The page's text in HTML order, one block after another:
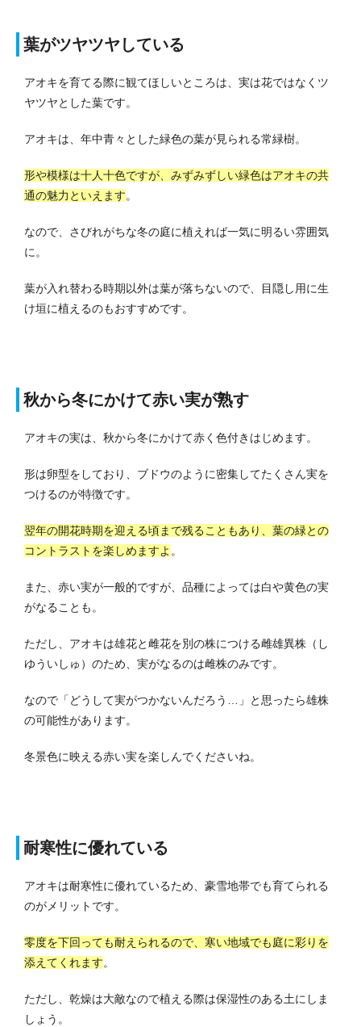
葉がツヤツヤしている
アオキを育てる際に観てほしいところは、実は花ではなくツ
ヤツヤとした葉です。
アオキは、年中青々とした緑色の葉が見られる常緑樹。
形や模様は十人十色ですが、みずみずしい緑色はアオキの共
通の魅力といえます。
なので、さびれがちな冬の庭に植えれば一気に明るい雰囲気
に。
葉が入れ替わる時期以外は葉が落ちないので、目隠し用に生
け垣に植えるのもおすすめです。
秋から冬にかけて赤い実が熟す
アオキの実は、秋から冬にかけて赤く色付きはじめます。
形は卵型をしており、ブドウのように密集してたくさん実を
つけるのが特徴です。
翌年の開花時期を迎える頃まで残ることもあり、葉の緑との
コントラストを楽しめますよ 。
また、赤い実が一般的ですが、品種によっては白や黄色の実
がなることも。
ただし、アオキは雄花と雌花を別の株につける雌雄異株（し
ゆういしゅ）のため、実がなるのは雌株のみです。
なので「どうして実がつかないんだろう…」と思ったら雄株
の可能性があります。
冬景色に映える赤い実を楽しんでくださいね。
耐寒性に優れている
アオキは耐寒性に優れているため、豪雪地帯でも育てられる
のがメリットです。
零度を下回っても耐えられるので、寒い地域でも庭に彩りを
添えてくれます。
ただし、乾燥は大敵なので植える際は保湿性のある土にしま
しょう。